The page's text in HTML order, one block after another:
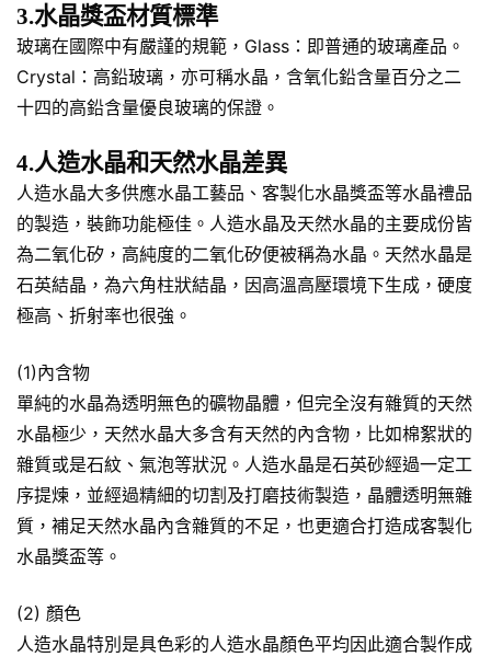
3.水晶獎盃材質標準
玻璃在國際中有嚴謹的規範，Glass：即普通的玻璃產品。
Crystal：高鉛玻璃，亦可稱水晶，含氧化鉛含量百分之二
十四的高鉛含量優良玻璃的保證。
4.人造水晶和天然水晶差異
人造水晶大多供應水晶工藝品、客製化水晶獎盃等水晶禮品
的製造，裝飾功能極佳。人造水晶及天然水晶的主要成份皆
為二氧化矽，高純度的二氧化矽便被稱為水晶。天然水晶是
石英結晶，為六角柱狀結晶，因高溫高壓環境下生成，硬度
極高、折射率也很強。
(1)內含物
單純的水晶為透明無色的礦物晶體，但完全沒有雜質的天然
水晶極少，天然水晶大多含有天然的內含物，比如棉絮狀的
雜質或是石紋、氣泡等狀況。人造水晶是石英砂經過一定工
序提煉，並經過精細的切割及打磨技術製造，晶體透明無雜
質，補足天然水晶內含雜質的不足，也更適合打造成客製化
水晶獎盃等。
(2) 顏色
人造水晶特別是具色彩的人造水晶顏色平均因此適合製作成